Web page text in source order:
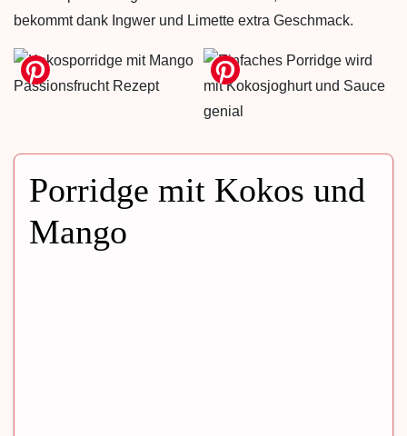
bekommt dank Ingwer und Limette extra Geschmack.
Porridge mit Kokos und
Mango